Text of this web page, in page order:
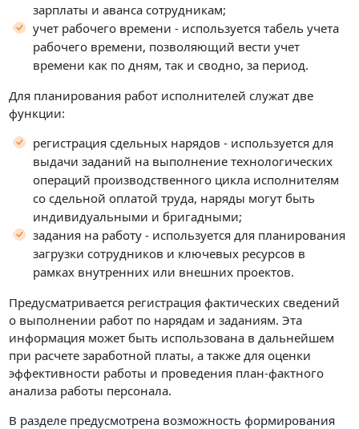
зарплаты и аванса сотрудникам;
учет рабочего времени - используется табель учета
рабочего времени, позволяющий вести учет
времени как по дням, так и сводно, за период.
Для планирования работ исполнителей служат две
функции:
регистрация сдельных нарядов - используется для
выдачи заданий на выполнение технологических
операций производственного цикла исполнителям
со сдельной оплатой труда, наряды могут быть
индивидуальными и бригадными;
задания на работу - используется для планирования
загрузки сотрудников и ключевых ресурсов в
рамках внутренних или внешних проектов.
Предусматривается регистрация фактических сведений
о выполнении работ по нарядам и заданиям. Эта
информация может быть использована в дальнейшем
при расчете заработной платы, а также для оценки
эффективности работы и проведения план-фактного
анализа работы персонала.
В разделе предусмотрена возможность формирования